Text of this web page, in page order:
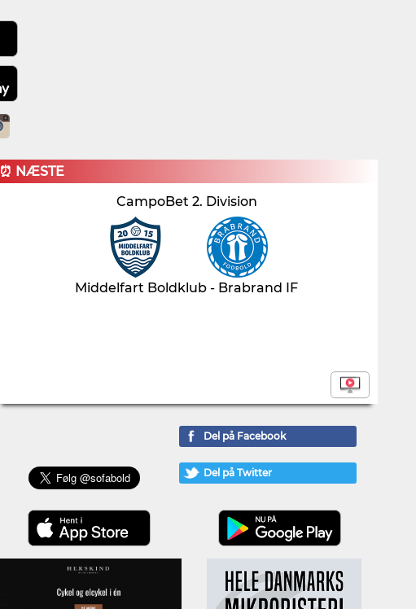
⏰ NÆSTE
CampoBet 2. Division
Middelfart Boldklub - Brabrand IF
Del på Facebook
Del på Twitter